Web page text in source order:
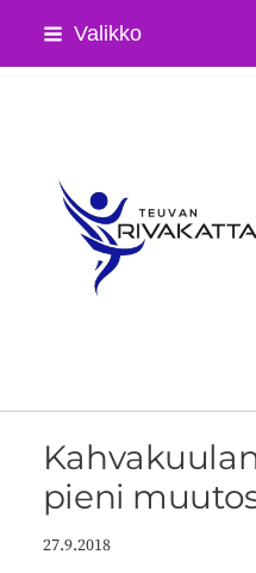
Siirry
Valikko
Teuvan
pieni
27.9.2018